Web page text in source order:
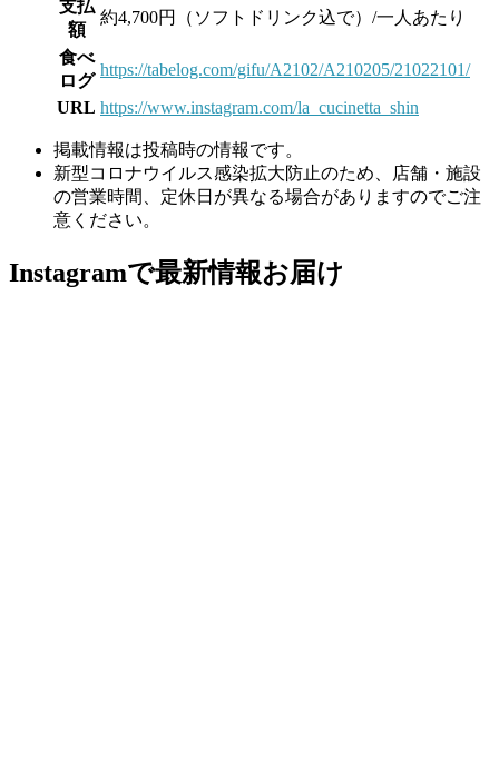
支払
額
約4,700円（ソフトドリンク込で）/一人あたり
食べ
ログ
https://tabelog.com/gifu/A2102/A210205/21022101/
URL https://www.instagram.com/la_cucinetta_shin
掲載情報は投稿時の情報です。
新型コロナウイルス感染拡大防止のため、店舗・施設
の営業時間、定休日が異なる場合がありますのでご注
意ください。
Instagramで最新情報お届け